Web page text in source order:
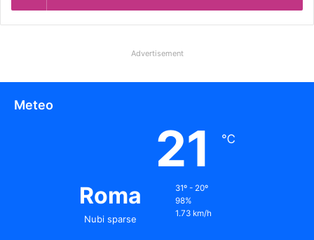
Advertisement
Meteo
Roma
Nubi sparse
21 ℃
31º - 20º
98%
1.73 km/h